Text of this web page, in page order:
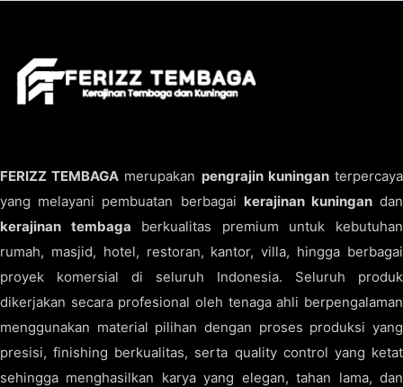
FERIZZ TEMBAGA merupakan pengrajin kuninganterpercaya
yang melayani pembuatan berbagai kerajinan kuningandan
kerajinan tembaga berkualitas premium untuk kebutuhan
rumah, masjid, hotel, restoran, kantor, villa, hingga berbagai
proyek komersial di seluruh Indonesia. Seluruh produk
dikerjakan secara profesional oleh tenaga ahli berpengalaman
menggunakan material pilihan dengan proses produksi yang
presisi, finishing berkualitas, serta quality control yang ketat
sehingga menghasilkan karya yang elegan, tahan lama, dan